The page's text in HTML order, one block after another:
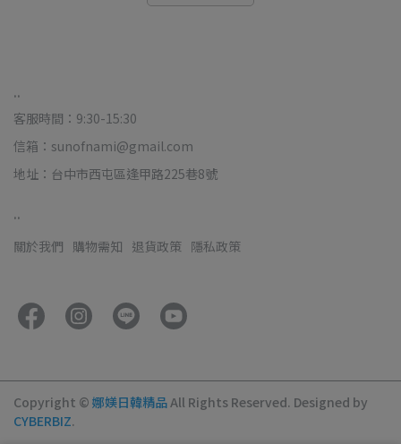
..
客服時間：9:30-15:30
信箱：sunofnami@gmail.com
地址：台中市西屯區逢甲路225巷8號
..
關於我們 購物需知 退貨政策 隱私政策
Copyright © 娜媄日韓精品All Rights Reserved. Designed by
CYBERBIZ.